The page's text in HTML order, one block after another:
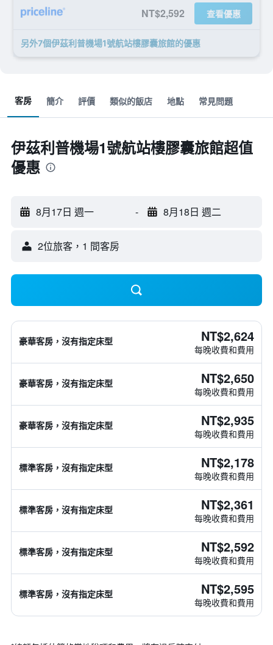
NT$2,592 查看優惠
另外7個伊茲利普機場1號航站樓膠囊旅館​的優惠
客房 簡介 評價 類似的飯店 地點 常見問題
伊茲利普機場1號航站樓膠囊旅館超值
優惠
8月17日 週一 - 8月18日 週二
2位旅客，1 間客房
豪華客房，沒有指定床型 NT$2,624
每晚收費和費用
豪華客房，沒有指定床型 NT$2,650
每晚收費和費用
豪華客房，沒有指定床型 NT$2,935
每晚收費和費用
標準客房，沒有指定床型 NT$2,178
每晚收費和費用
標準客房，沒有指定床型 NT$2,361
每晚收費和費用
標準客房，沒有指定床型 NT$2,592
每晚收費和費用
標準客房，沒有指定床型 NT$2,595
每晚收費和費用